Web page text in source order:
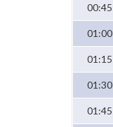
00:45
01:00
01:15
01:30
01:45